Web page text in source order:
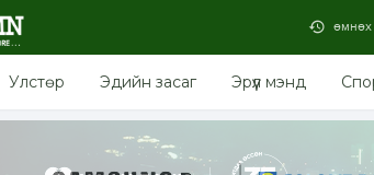
өмнөх
Улстөр Эдийн засаг Эрүүл мэнд